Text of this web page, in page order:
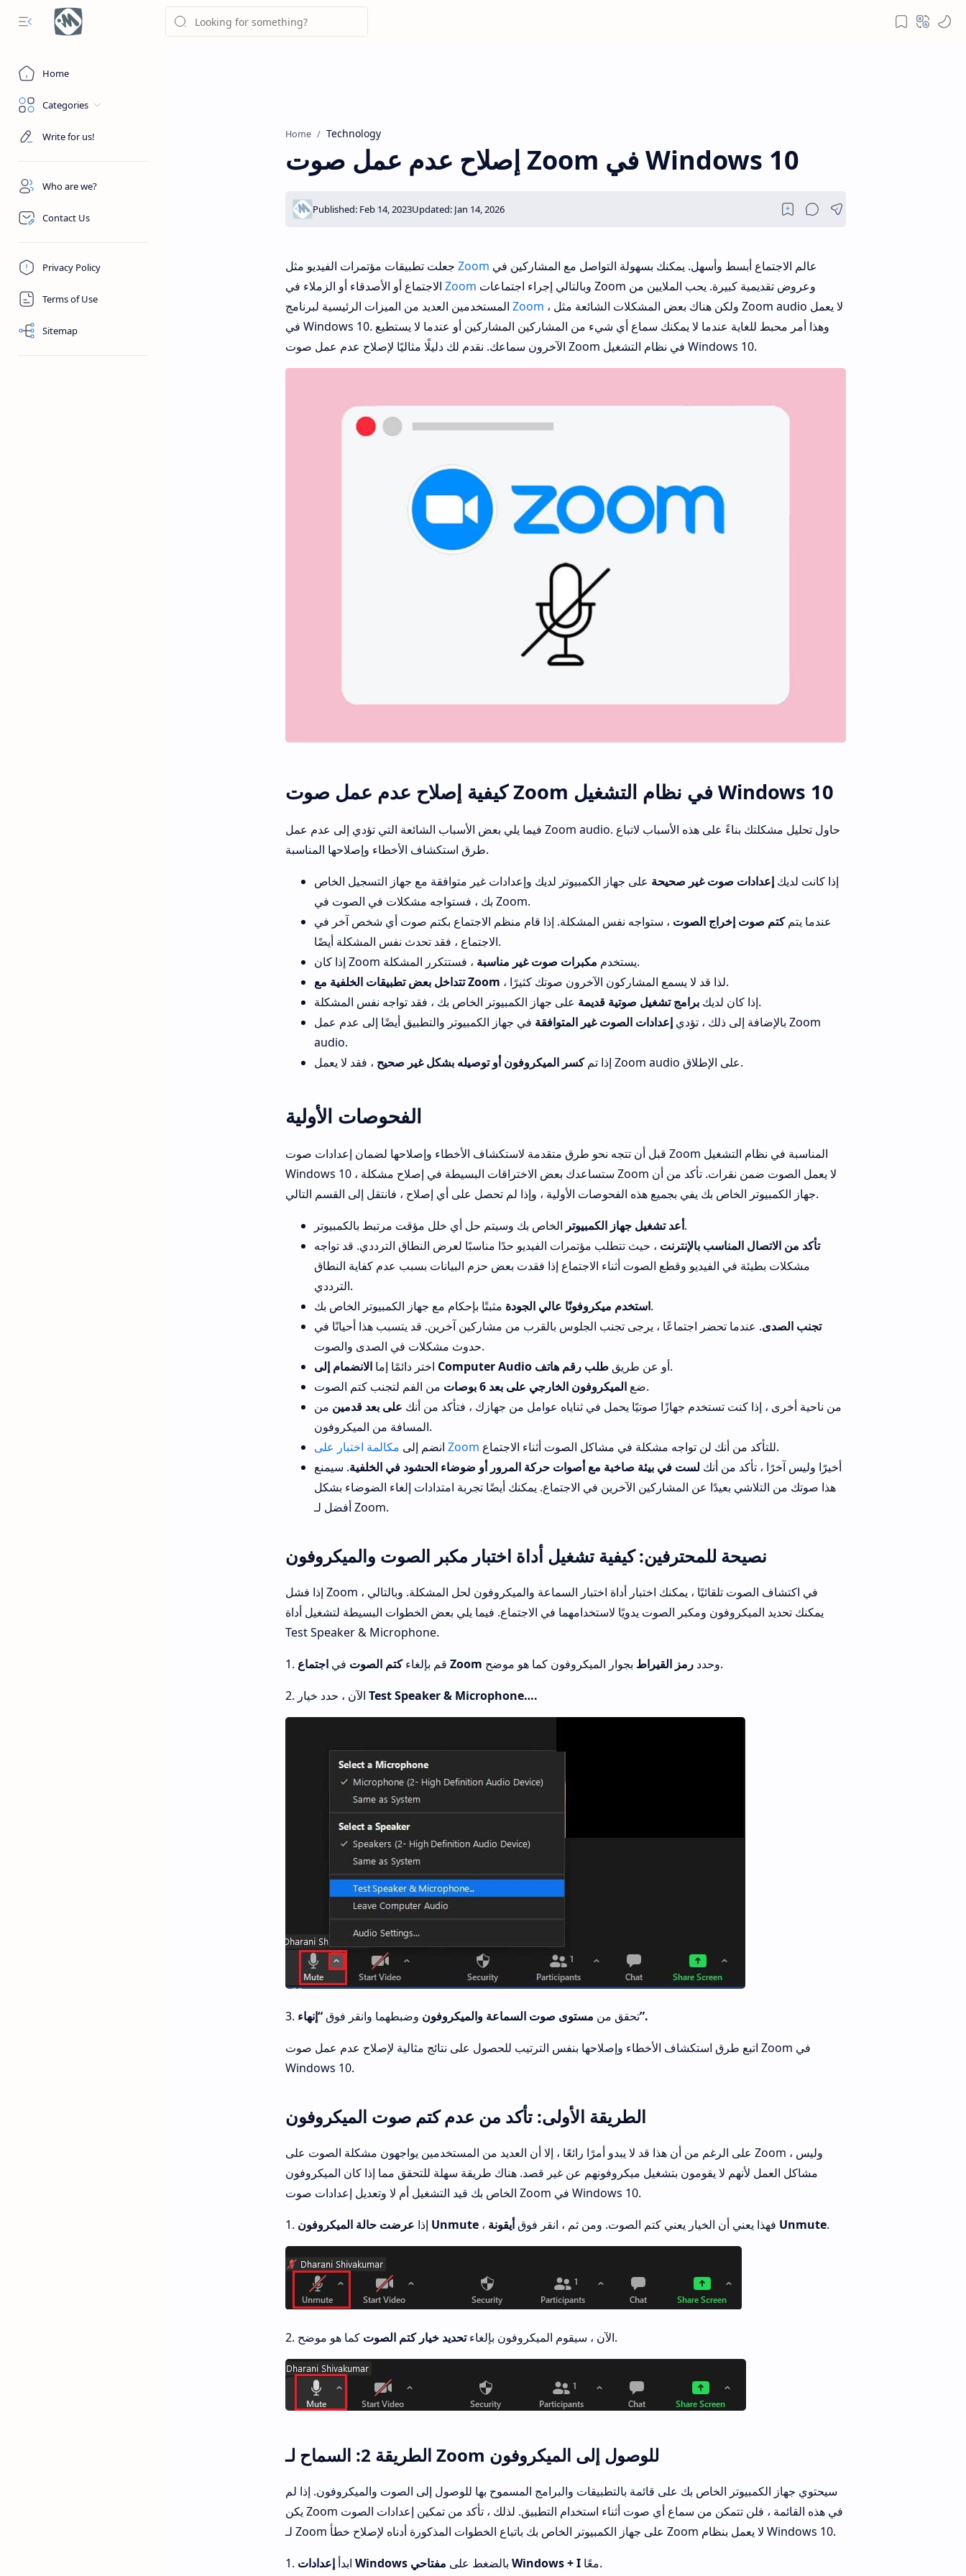
Home
Categories
Write for us!
Who are we?
Contact Us
Privacy Policy
Terms of Use
Sitemap
Home Technology
إصلاح عدم عمل صوت Zoom في Windows 10
Zoom
Zoom
Zoom ، ولكن هناك بعض المشكلات الشائعة مثل Zoom audio لا يعمل
في Windows 10. وهذا أمر محبط للغاية عندما لا يمكنك سماع أي شيء من المشاركين المشاركين أو عندما لا يستطيع
الآخرون سماعك. نقدم لك دليلًا مثاليًا لإصلاح عدم عمل صوت Zoom في نظام التشغيل Windows 10.
كيفية إصلاح عدم عمل صوت Zoom في نظام التشغيل Windows 10
فيما يلي بعض الأسباب الشائعة التي تؤدي إلى عدم عمل Zoom audio. حاول تحليل مشكلتك بناءً على هذه الأسباب لاتباع
طرق استكشاف الأخطاء وإصلاحها المناسبة.
إذا كانت لديك إعدادات صوت غير صحيحة على جهاز الكمبيوتر لديك وإعدادات غير متوافقة مع جهاز التسجيل الخاص
بك ، فستواجه مشكلات في الصوت في Zoom.
عندما يتمكتم صوت إخراج الصوت ، ستواجه نفس المشكلة. إذا قام منظم الاجتماع بكتم صوت أي شخص آخر في
الاجتماع ، فقد تحدث نفس المشكلة أيضًا.
إذا كان Zoom يستخدم مكبرات صوت غير مناسبة
، فستتكرر المشكلة.
تتداخل بعض تطبيقات الخلفية مع Zoom
، لذا قد لا يسمع المشاركون الآخرون صوتك كثيرًا.
إذا كان لديك برامج تشغيل صوتية قديمة
على جهاز الكمبيوتر الخاص بك ، فقد تواجه نفس المشكلة.
بالإضافة إلى ذلك ، تؤدي إعدادات الصوت غير المتوافقة في جهاز الكمبيوتر والتطبيق أيضًا إلى عدم عمل Zoom
audio.
إذا تمكسر الميكروفون أو توصيله بشكل غير صحيح ، فقد لا يعمل Zoom audio على الإطلاق.
الفحوصات الأولية
قبل أن تتجه نحو طرق متقدمة لاستكشاف الأخطاء وإصلاحها لضمان إعدادات صوت Zoom المناسبة في نظام التشغيل
Windows 10 ، ستساعدك بعض الاختراقات البسيطة في إصلاح مشكلة Zoom لا يعمل الصوت ضمن نقرات. تأكد من أن
جهاز الكمبيوتر الخاص بك يفي بجميع هذه الفحوصات الأولية ، وإذا لم تحصل على أي إصلاح ، فانتقل إلى القسم التالي.
أعد تشغيل جهاز الكمبيوترالخاص بك وسيتم حل أي خلل مؤقت مرتبط بالكمبيوتر.
تأكد من الاتصال المناسب بالإنترنت ، حيث تتطلب مؤتمرات الفيديو حدًا مناسبًا لعرض النطاق الترددي. قد تواجه
مشكلات بطيئة في الفيديو وقطع الصوت أثناء الاجتماع إذا فقدت بعض حزم البيانات بسبب عدم كفاية النطاق
الترددي.
استخدم ميكروفونًا عالي الجودةمثبتًا بإحكام مع جهاز الكمبيوتر الخاص بك.
تجنب الصدى. عندما تحضر اجتماعًا ، يرجى تجنب الجلوس بالقرب من مشاركين آخرين. قد يتسبب هذا أحيانًا في
حدوث مشكلات في الصدى والصوت.
اختر دائمًا إما الانضمام إلى Computer Audio أو عن طريق طلب رقم هاتف
.
ضع الميكروفون الخارجي على بعد 6 بوصات
من الفم لتجنب كتم الصوت.
من ناحية أخرى ، إذا كنت تستخدم جهازًا صوتيًا يحمل في ثناياه عوامل من جهازك ، فتأكد من أنك على بعد قدمين من
المسافة من الميكروفون.
انضم إلى مكالمة اختبار على Zoom
للتأكد من أنك لن تواجه مشكلة في مشاكل الصوت أثناء الاجتماع.
أخيرًا وليس آخرًا ، تأكد من أنك لست في بيئة صاخبة مع أصوات حركة المرور أو ضوضاء الحشود في الخلفية. سيمنع
هذا صوتك من التلاشي بعيدًا عن المشاركين الآخرين في الاجتماع. يمكنك أيضًا تجربة امتدادات إلغاء الضوضاء بشكل
أفضل لـ Zoom.
نصيحة للمحترفين: كيفية تشغيل أداة اختبار مكبر الصوت والميكروفون
إذا فشل Zoom في اكتشاف الصوت تلقائيًا ، يمكنك اختبار أداة اختبار السماعة والميكروفون لحل المشكلة. وبالتالي ،
يمكنك تحديد الميكروفون ومكبر الصوت يدويًا لاستخدامهما في الاجتماع. فيما يلي بعض الخطوات البسيطة لتشغيل أداة
Test Speaker & Microphone.
1. قم بإلغاءكتم الصوت في اجتماع Zoom وحدد رمز القيراط
بجوار الميكروفون كما هو موضح.
Test Speaker & Microphone….
3. تحقق من مستوى صوت السماعة والميكروفون وضبطهما وانقر فوق
“إنهاء”.
اتبع طرق استكشاف الأخطاء وإصلاحها بنفس الترتيب للحصول على نتائج مثالية لإصلاح عدم عمل صوت Zoom في
Windows 10.
الطريقة الأولى: تأكد من عدم كتم صوت الميكروفون
على الرغم من أن هذا قد لا يبدو أمرًا رائعًا ، إلا أن العديد من المستخدمين يواجهون مشكلة الصوت على Zoom ، وليس
مشاكل العمل لأنهم لا يقومون بتشغيل ميكروفونهم عن غير قصد. هناك طريقة سهلة للتحقق مما إذا كان الميكروفون
الخاص بك قيد التشغيل أم لا وتعديل إعدادات صوت Zoom في Windows 10.
1. إذا عرضت حالة الميكروفون Unmute ، فهذا يعني أن الخيار يعني كتم الصوت. ومن ثم ، انقر فوق أيقونة Unmute.
2. الآن ، سيقوم الميكروفون بإلغاءتحديد خيار كتم الصوت كما هو موضح.
الطريقة 2: السماح لـ Zoom للوصول إلى الميكروفون
سيحتوي جهاز الكمبيوتر الخاص بك على قائمة بالتطبيقات والبرامج المسموح بها للوصول إلى الصوت والميكروفون. إذا لم
يكن Zoom في هذه القائمة ، فلن تتمكن من سماع أي صوت أثناء استخدام التطبيق. لذلك ، تأكد من تمكين إعدادات الصوت
لـ Zoom على جهاز الكمبيوتر الخاص بك باتباع الخطوات المذكورة أدناه لإصلاح خطأ Zoom لا يعمل بنظام Windows 10.
1. ابدأ إعدادات Windows بالضغط على مفتاحي Windows + I معًا.